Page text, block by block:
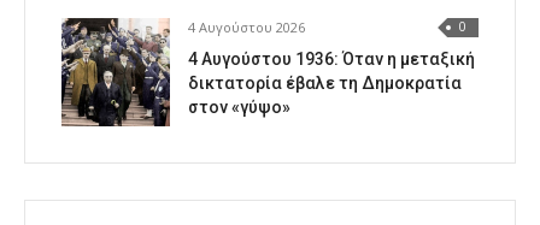
4 Αυγούστου 2026 0
4 Αυγούστου 1936: Όταν η μεταξική
δικτατορία έβαλε τη Δημοκρατία
στον «γύψο»